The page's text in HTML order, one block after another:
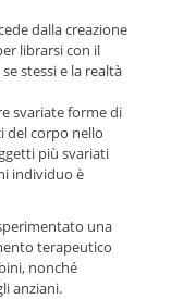
dalla creazione
librarsi con il
stessi e la realtà
svariate forme di
del corpo nello
più svariati
individuo è
una
terapeutico
nonché
anziani.